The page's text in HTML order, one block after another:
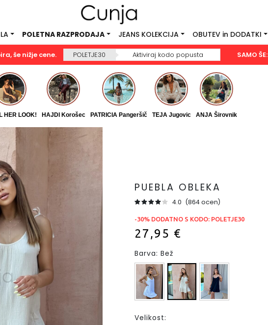
POLETNA RAZPRODAJA JEANS KOLEKCIJA OBUTEV in DODATKI
še nižje cene. POLETJE30 Aktiviraj kodo popusta SAMO ŠE:
HER LOOK! HAJDI Korošec PATRICIA Pangeršič TEJA Jugovic ANJA Širovnik
PUEBLA OBLEKA
4.0 (864 ocen)
-30% DODATNO S KODO: POLETJE30
27,95 €
Barva: Bež
Velikost: